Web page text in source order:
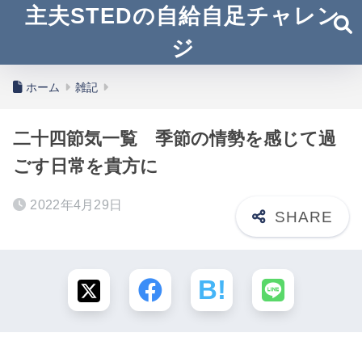
主夫STEDの自給自足チャレン
ジ
ホーム 雑記
二十四節気一覧 季節の情勢を感じて過
ごす日常を貴方に
2022年4月29日